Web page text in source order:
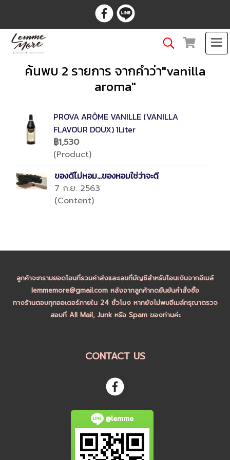
ค้นพบ 2 รายการ จากคำว่า"vanilla
aroma"
PROVA ARÔME VANILLE (VANILLA
FLAVOUR DOUX) 1Liter
฿1,530
(Product)
ของดีไม่หอม...ของหอมใช่ว่าจะดี
7 ก.ย. 2563
(Content)
ลูกค้าจะทราบยอดโอนที่รวมค่าส่งและเลขที่บัญชีสำหรับโอนเงินจากอีเมล์
lemmemore@gmail.com หลังจากลูกค้ากดยืนยันคำสั่งซื้อ
ทางร้านตอบทุกออเดอร์ภายใน 24 ชั่วโมง หากยังไม่พบอีเมล์กรุณาตรวจ
สอบที่ All Mail, Junk หรือ Spam ของท่านค่ะ
CONTACT US
@lemme